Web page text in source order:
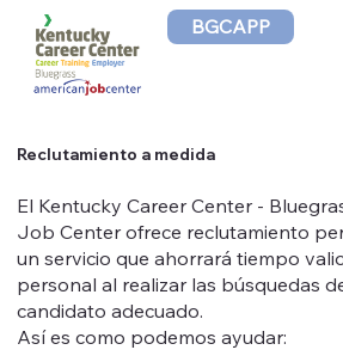
BGCAPP
Reclutamiento a medida
El Kentucky Career Center -
Job Center ofrece reclutamiento
un servicio que ahorrará tiempo
personal al realizar las búsquedas
candidato adecuado.
Así es como podemos ayudar: